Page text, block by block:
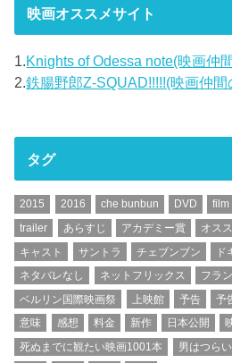
映画オススメサイト
1.Knights of Odessa note(映画仲
2.鉄腸野郎Z-SQUAD!!!!!(映画仲間
タグ
2015 2016 che bunbun DVD film
trailer
あらすじ アカデミー賞 オス
キャスト
サントラ チェブンブン ド
ネタバレなし
ネットフリックス フラ
ベルリン国際映画祭
上映館 予告 予
意味
感想 料金 新作 日本公開
死ぬまでに観たい映画1001本
男はつらい